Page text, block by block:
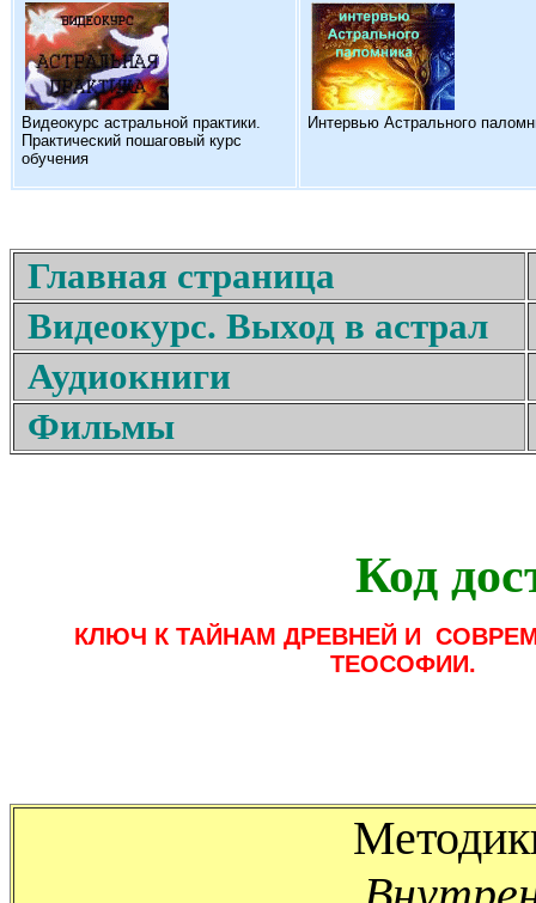
Видеокурс астральной практики.
Практический пошаговый курс
обучения
Интервью Астрального
Главная страница
Видеокурс. Выход в астрал
Аудиокниги
Фильмы
Код
КЛЮЧ К ТАЙНАМ ДРЕВНЕЙ И
ТЕОСОФИИ.